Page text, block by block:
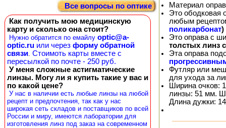
Все вопросы по оптике
Как получить мою медицинскую
карту и сколько она стоит?
Нужно обратится по емайлу optic@a-
optic.ru или через форму обратной
связи. Стоимоть карты вместе с
пересылкой по почте - 250 руб.
У меня сложные астигматические
линзы. Могу ли я купить такие у вас и
по какой цене?
У нас в наличии есть любые линзы на любой
рецепт и предпочтения, так как у нас
широкая сеть складов и поставщиков по всей
России и миру, имеются лаборатории для
изготовления линз под заказ на современном
Материал
Это ободковая
любым
поликарбонат)
Это оправа с
толстых линз
Эта оправа
Футляр или
для ухода за
Ширина очков:
линзы: 51 мм.
Длина дужки: